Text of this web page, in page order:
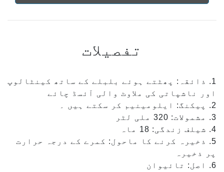
تفصیلات
1. ذائقہ: پھٹتے ہوئے بلبلے کے ساتھ کینٹالوپ
اور ناشپاتی کی ملاوٹ والی آئسڈ چائے
2. پیکنگ: ایلومینیم کر سکتے ہیں ۔
3. مشمولات: 320 ملی لٹر
4. شیلف زندگی: 18 ماہ
5. ذخیرہ کرنے کا ماحول: کمرے کے درجہ حرارت
پر ذخیرہ
6. اصل: تائیوان